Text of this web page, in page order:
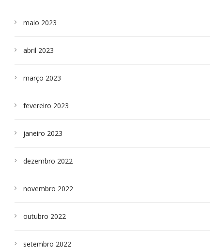
maio 2023
abril 2023
março 2023
fevereiro 2023
janeiro 2023
dezembro 2022
novembro 2022
outubro 2022
setembro 2022